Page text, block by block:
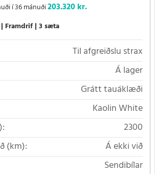
í 36 mánuði203.320 kr.
Framdrif 3 sæta
Til afgreiðslu strax
Á lager
Grátt tauáklæði
Kaolin White
2300
(km):
Á ekki við
Sendibílar